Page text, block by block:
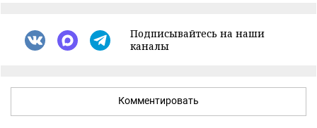
Подписывайтесь на наши
каналы
Комментировать